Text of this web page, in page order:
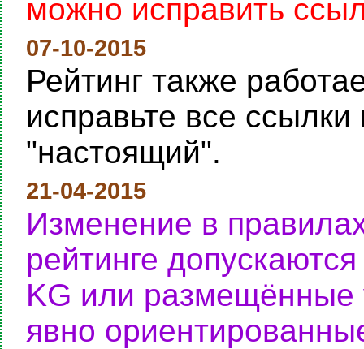
можно исправить
07-10-2015
Рейтинг также
исправьте все
"настоящий".
21-04-2015
Изменение в
рейтинге
KG или размещённые
явно